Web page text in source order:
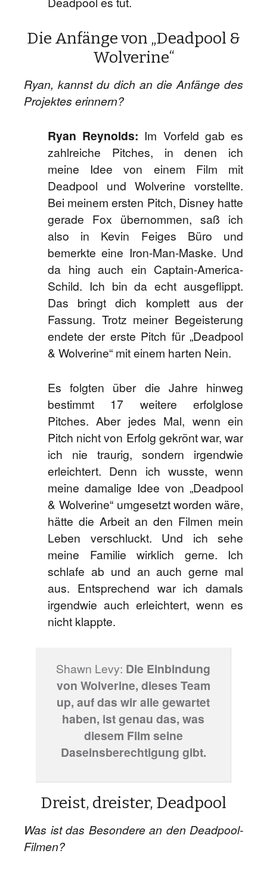
Die Anfänge von „Deadpool &
Wolverine“
Ryan, kannst du dich an die Anfänge des
Projektes erinnern?
Ryan Reynolds: Im Vorfeld gab es
zahlreiche Pitches, in denen ich
meine Idee von einem Film mit
Deadpool und Wolverine vorstellte.
Bei meinem ersten Pitch, Disney hatte
gerade Fox übernommen, saß ich
also in Kevin Feiges Büro und
bemerkte eine Iron-Man-Maske. Und
da hing auch ein Captain-America-
Schild. Ich bin da echt ausgeflippt.
Das bringt dich komplett aus der
Fassung. Trotz meiner Begeisterung
endete der erste Pitch für „Deadpool
& Wolverine“ mit einem harten Nein.
Es folgten über die Jahre hinweg
bestimmt 17 weitere erfolglose
Pitches. Aber jedes Mal, wenn ein
Pitch nicht von Erfolg gekrönt war, war
ich nie traurig, sondern irgendwie
erleichtert. Denn ich wusste, wenn
meine damalige Idee von „Deadpool
& Wolverine“ umgesetzt worden wäre,
hätte die Arbeit an den Filmen mein
Leben verschluckt. Und ich sehe
meine Familie wirklich gerne. Ich
schlafe ab und an auch gerne mal
aus. Entsprechend war ich damals
irgendwie auch erleichtert, wenn es
nicht klappte.
Shawn Levy: Die Einbindung
von Wolverine, dieses Team
up, auf das wir alle gewartet
haben, ist genau das, was
diesem Film seine
Daseinsberechtigung gibt.
Dreist, dreister, Deadpool
Was ist das Besondere an den Deadpool-
Filmen?